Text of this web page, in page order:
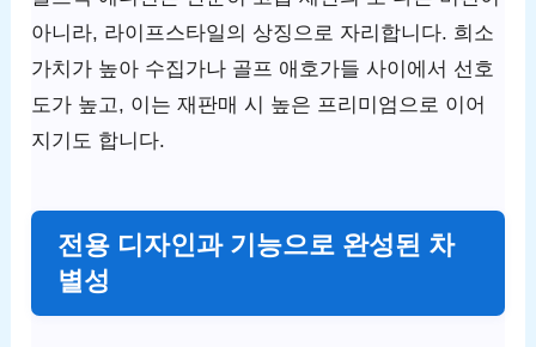
아니라, 라이프스타일의 상징으로 자리합니다. 희소
가치가 높아 수집가나 골프 애호가들 사이에서 선호
도가 높고, 이는 재판매 시 높은 프리미엄으로 이어
지기도 합니다.
전용 디자인과 기능으로 완성된 차
별성